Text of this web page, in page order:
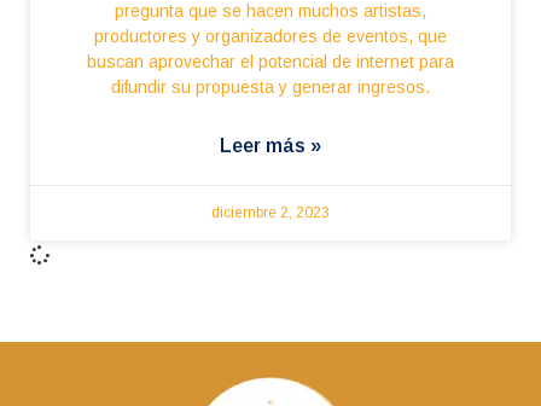
pregunta que se hacen muchos artistas,
productores y organizadores de eventos, que
buscan aprovechar el potencial de internet para
difundir su propuesta y generar ingresos.
Leer más »
diciembre 2, 2023